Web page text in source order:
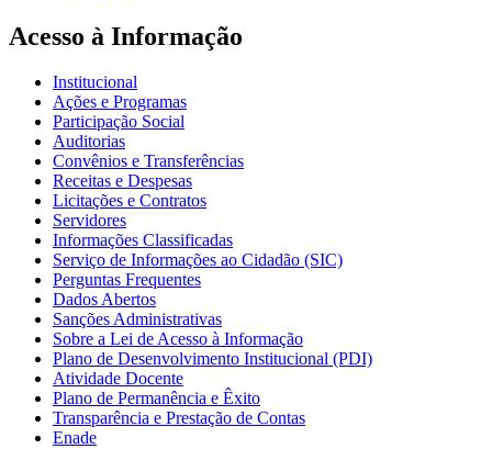
Acesso à Informação
Institucional
Ações e Programas
Participação Social
Auditorias
Convênios e Transferências
Receitas e Despesas
Licitações e Contratos
Servidores
Informações Classificadas
Serviço de Informações ao Cidadão (SIC)
Perguntas Frequentes
Dados Abertos
Sanções Administrativas
Sobre a Lei de Acesso à Informação
Plano de Desenvolvimento Institucional (PDI)
Atividade Docente
Plano de Permanência e Êxito
Transparência e Prestação de Contas
Enade